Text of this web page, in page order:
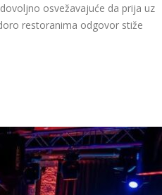
osvežavajuće da prija uz
restoranima odgovor stiže